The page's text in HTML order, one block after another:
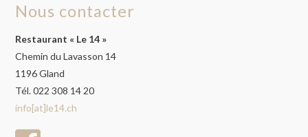
Nous contacter
Restaurant « Le 14 »
Chemin du Lavasson 14
1196 Gland
Tél. 022 308 14 20
info[at]le14.ch